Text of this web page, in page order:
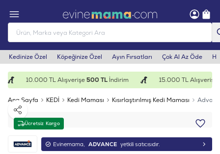
Kedinize Özel Köpeğinize Özel Ayın Fırsatları Çok Al Az Öde
10.000 TL Alışverişe500 TLİndirim 15.000 TL Alışverişe
Ana Sayfa KEDİ Kedi Maması Kısırlaştırılmış Kedi Maması
Ücretsiz Kargo
Paylaş
Evinemama, ADVANCE yetkili satıcısıdır.